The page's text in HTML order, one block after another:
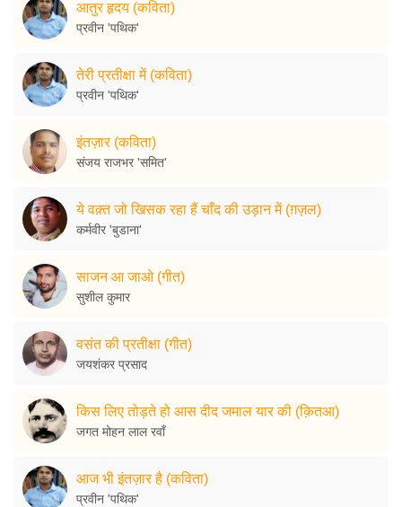
आतुर हृदय (कविता)
प्रवीन 'पथिक'
तेरी प्रतीक्षा में (कविता)
प्रवीन 'पथिक'
इंतज़ार (कविता)
संजय राजभर 'समित'
ये वक़्त जो खिसक रहा हैं चाँद की उड़ान में (ग़ज़ल)
कर्मवीर 'बुडाना'
साजन आ जाओ (गीत)
सुशील कुमार
वसंत की प्रतीक्षा (गीत)
जयशंकर प्रसाद
किस लिए तोड़ते हो आस दीद जमाल यार की (क़ितआ)
जगत मोहन लाल रवाँ
आज भी इंतज़ार है (कविता)
प्रवीन 'पथिक'